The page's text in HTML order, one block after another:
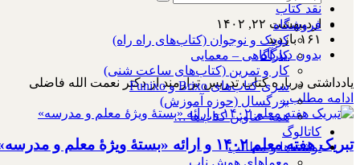
فروشگاه
کودک و نوجوان (کتاب‌های راه راه)
کارآگاهی – معمایی
کار و تمرین (کتاب‌های ساعت شنی)
سری کتاب‌های Brixo و Funixo
بزرگسال (حوزه آموزش)
همه عناوین کتاب‌ها …
کاتالوگ
نوشته‌ها و مطالب
معماهای هوش ناب
نقد کتاب
اردیبهشت ۲۲, ۱۴۰۲
۱۶۱ بازدید
بدون دیدگاه
یادداشتی درباره کتاب تدریس ترازمند از دکتر نعمت الله فاضلی
ادامه مطلب...
تبریک هفته معلم ۱۴۰۲ و ارائه «بستۀ ویژۀ معلم و مدرسه»